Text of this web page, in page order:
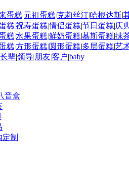
蛋糕|元祖蛋糕|克莉丝汀|哈根达斯|
糕|祝寿蛋糕|情侣蛋糕|节日蛋糕|庆
糕|水果蛋糕|鲜奶蛋糕|慕斯蛋糕|抹
糕|方形蛋糕|圆形蛋糕|多层蛋糕|艺
长辈|领导|朋友|客户|baby
音盒
制